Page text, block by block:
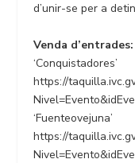
d’unir-se per a
Venda d’entrades:
‘Conquistadores’
https://
‘Fuenteovejuna’
https://